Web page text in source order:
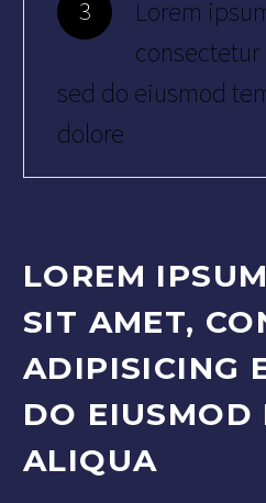
3
Lorem
sed do eiusmod
dolore
LOREM
SIT AMET,
ADIPISICING
DO EIUSMOD
ALIQUA